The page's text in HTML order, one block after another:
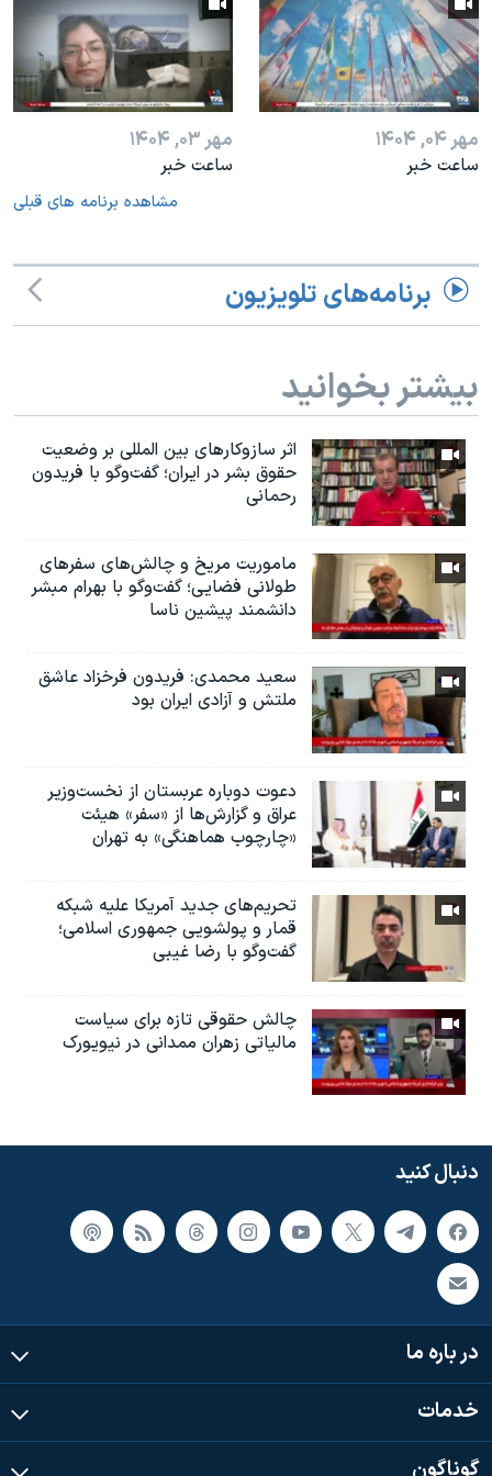
مهر ۰۴, ۱۴۰۴
ساعت خبر
مهر ۰۳, ۱۴۰۴
ساعت خبر
مشاهده برنامه های قبلی
برنامه‌های تلویزیون
بیشتر بخوانید
اثر ساز‌و‌کارهای بین المللی بر وضعیت
حقوق بشر در ایران؛ گفت‌وگو با فریدون
رحمانی
ماموریت مریخ و چالش‌های سفرهای
طولانی فضایی؛ گفت‌وگو با بهرام مبشر
دانشمند پیشین ناسا
سعید محمدی: فریدون فرخزاد عاشق
ملتش و آزادی ایران بود
دعوت دوباره عربستان از نخست‌وزیر
عراق و گزارش‌ها از «سفر» هیئت
«چارچوب هماهنگی» به تهران
تحریم‌های جدید آمریکا علیه شبکه
قمار و پولشویی جمهوری اسلامی؛
گفت‌وگو با رضا غیبی
چالش حقوقی تازه برای سیاست
مالیاتی زهران ممدانی در نیویورک
دنبال کنید
در باره ما
خدمات
گوناگون